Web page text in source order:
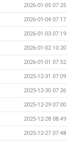
2026-01-05 07:25
2026-01-04 07:17
2026-01-03 07:19
2026-01-02 10:20
2026-01-01 07:52
2025-12-31 07:09
2025-12-30 07:26
2025-12-29 07:00
2025-12-28 08:49
2025-12-27 07:48